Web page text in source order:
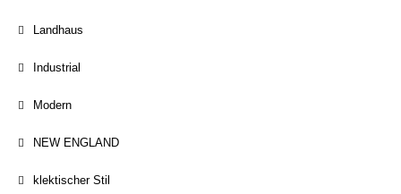
Landhaus
Industrial
Modern
NEW ENGLAND
klektischer Stil